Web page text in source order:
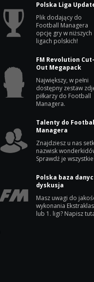
Polska Liga
Plik dodający do
Football Managera
opcję gry w niższych
ligach polskich!
FM Revolution
Out Megapack
Największy, w pełni
dostępny zestaw
piłkarzy do Football
Managera.
Talenty do
Managera
Znajdziesz u nas
nazwisk
Sprawdź je
Polska baza
dyskusja
Masz uwagi do
wykonania
lub 1. ligi? Napisz